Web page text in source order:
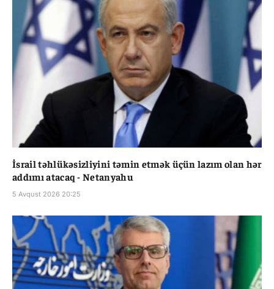
İsrail təhlükəsizliyini təmin etmək üçün lazım olan hər
addımı atacaq - Netanyahu
5 Avqust 2026 20:25